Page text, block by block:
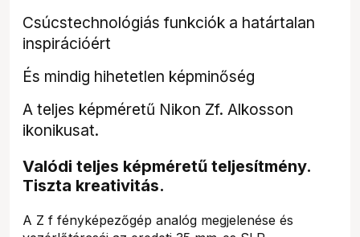
Csúcstechnológiás funkciók a határtalan
inspirációért
És mindig hihetetlen képminőség
A teljes képméretű Nikon Zf. Alkosson
ikonikusat.
Valódi teljes képméretű teljesítmény.
Tiszta kreativitás.
A Z f fényképezőgép analóg megjelenése és